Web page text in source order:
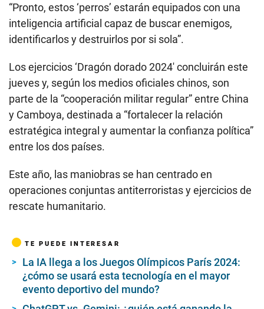
“Pronto, estos ‘perros’ estarán equipados con una
inteligencia artificial capaz de buscar enemigos,
identificarlos y destruirlos por si sola”.
Los ejercicios ‘Dragón dorado 2024′ concluirán este
jueves y, según los medios oficiales chinos, son
parte de la “cooperación militar regular” entre China
y Camboya, destinada a “fortalecer la relación
estratégica integral y aumentar la confianza política”
entre los dos países.
Este año, las maniobras se han centrado en
operaciones conjuntas antiterroristas y ejercicios de
rescate humanitario.
TE PUEDE INTERESAR
La IA llega a los Juegos Olímpicos París 2024:
¿cómo se usará esta tecnología en el mayor
evento deportivo del mundo?